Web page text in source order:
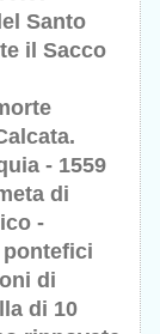
Santo
il Sacco
- 1559
di
-
di
di 10